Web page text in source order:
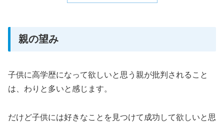
親の望み
子供に高学歴になって欲しいと思う親が批判されること
は、わりと多いと感じます。
だけど子供には好きなことを見つけて成功して欲しいと思